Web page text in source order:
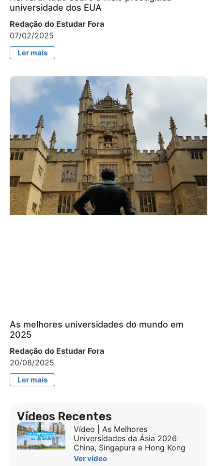
universidade dos EUA
Redação do Estudar Fora
07/02/2025
Ler mais
As melhores universidades do mundo em
2025
Redação do Estudar Fora
20/08/2025
Ler mais
Vídeos Recentes
Vídeo | As Melhores
Universidades da Ásia 2026:
China, Singapura e Hong Kong
Ver vídeo